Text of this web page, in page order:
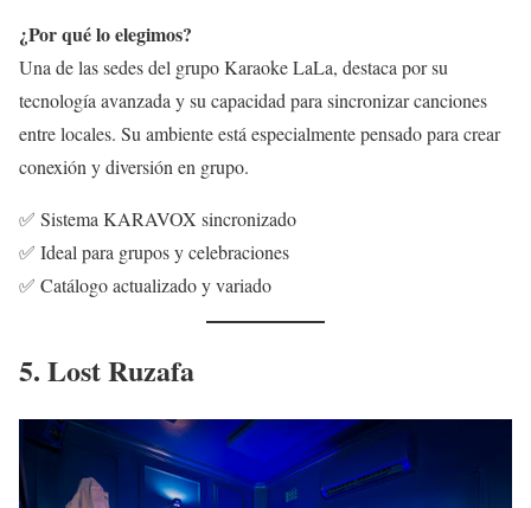
¿Por qué lo elegimos?
Una de las sedes del grupo Karaoke LaLa, destaca por su
tecnología avanzada y su capacidad para sincronizar canciones
entre locales. Su ambiente está especialmente pensado para crear
conexión y diversión en grupo.
✅ Sistema KARAVOX sincronizado
✅ Ideal para grupos y celebraciones
✅ Catálogo actualizado y variado
5. Lost Ruzafa